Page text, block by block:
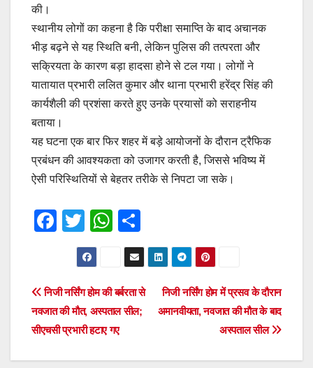
की।
स्थानीय लोगों का कहना है कि परीक्षा समाप्ति के बाद अचानक
भीड़ बढ़ने से यह स्थिति बनी, लेकिन पुलिस की तत्परता और
सक्रियता के कारण बड़ा हादसा होने से टल गया। लोगों ने
यातायात प्रभारी ललित कुमार और थाना प्रभारी हरेंद्र सिंह की
कार्यशैली की प्रशंसा करते हुए उनके प्रयासों को सराहनीय
बताया।
यह घटना एक बार फिर शहर में बड़े आयोजनों के दौरान ट्रैफिक
प्रबंधन की आवश्यकता को उजागर करती है, जिससे भविष्य में
ऐसी परिस्थितियों से बेहतर तरीके से निपटा जा सके।
F
e
b
o
o
T
wi
tt
er
W
h
at
s
A
p
p
h
ar
e
Post
navigation
निजी नर्सिंग होम में प्रसव के दौरान
अमानवीयता, नवजात की मौत के बाद
अस्पताल सील
निजी नर्सिंग होम की बर्बरता से
नवजात की मौत, अस्पताल सील;
सीएचसी प्रभारी हटाए गए